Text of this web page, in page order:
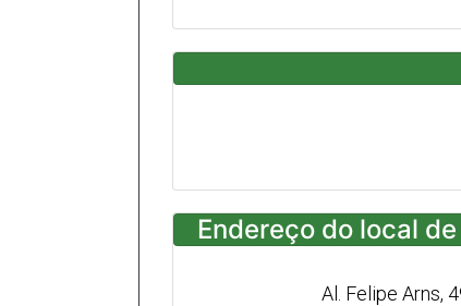
Endereço do local
Al. Felipe Arns,